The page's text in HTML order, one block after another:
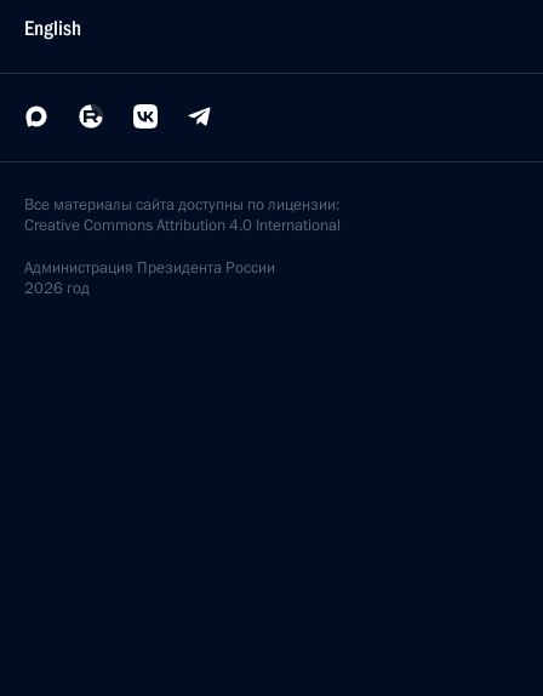
English
Все материалы сайта доступны по лицензии:
Creative Commons Attribution 4.0 International
Администрация Президента России
2026 год